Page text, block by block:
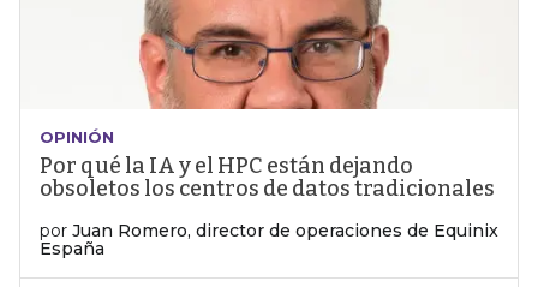
OPINIÓN
Por qué la IA y el HPC están dejando
obsoletos los centros de datos tradicionales
por Juan Romero, director de operaciones de Equinix
España